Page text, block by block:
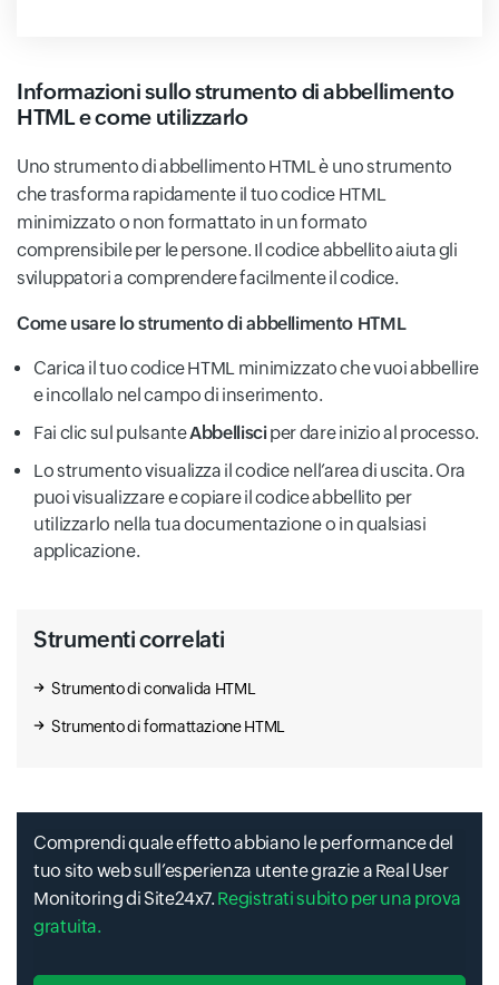
Informazioni sullo strumento di abbellimento
HTML e come utilizzarlo
Uno strumento di abbellimento HTML è uno strumento
che trasforma rapidamente il tuo codice HTML
minimizzato o non formattato in un formato
comprensibile per le persone. Il codice abbellito aiuta gli
sviluppatori a comprendere facilmente il codice.
Come usare lo strumento di abbellimento HTML
Carica il tuo codice HTML minimizzato che vuoi abbellire
e incollalo nel campo di inserimento.
Fai clic sul pulsanteAbbellisciper dare inizio al processo.
Lo strumento visualizza il codice nell’area di uscita. Ora
puoi visualizzare e copiare il codice abbellito per
utilizzarlo nella tua documentazione o in qualsiasi
applicazione.
Strumenti correlati
Strumento di convalida HTML
Strumento di formattazione HTML
Comprendi quale effetto abbiano le performance del
tuo sito web sull’esperienza utente grazie a Real User
Monitoring di Site24x7. Registrati subito per una prova
gratuita.